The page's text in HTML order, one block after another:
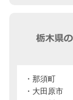
那須町
大田原市